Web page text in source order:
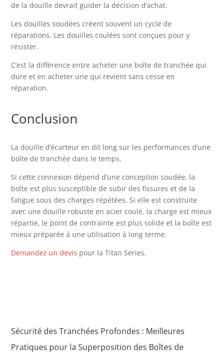
de la douille devrait guider la décision d’achat.
Les douilles soudées créent souvent un cycle de
réparations. Les douilles coulées sont conçues pour y
résister.
C’est la différence entre acheter une boîte de tranchée qui
dure et en acheter une qui revient sans cesse en
réparation.
Conclusion
La douille d’écarteur en dit long sur les performances d’une
boîte de tranchée dans le temps.
Si cette connexion dépend d’une conception soudée, la
boîte est plus susceptible de subir des fissures et de la
fatigue sous des charges répétées. Si elle est construite
avec une douille robuste en acier coulé, la charge est mieux
répartie, le point de contrainte est plus solide et la boîte est
mieux préparée à une utilisation à long terme.
Demandez un devis pour la Titan Series.
Sécurité des Tranchées Profondes : Meilleures
Pratiques pour la Superposition des Boîtes de